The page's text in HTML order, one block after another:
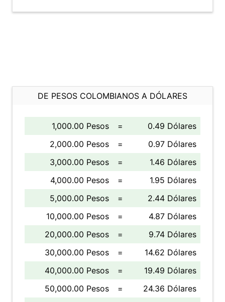
DE PESOS COLOMBIANOS A DÓLARES
1,000.00 Pesos =
0.49 Dólares
2,000.00 Pesos
=
0.97 Dólares
3,000.00 Pesos
=
1.46 Dólares
4,000.00 Pesos
=
1.95 Dólares
5,000.00 Pesos
=
2.44 Dólares
10,000.00 Pesos
=
4.87 Dólares
20,000.00 Pesos
=
9.74 Dólares
30,000.00 Pesos
=
14.62 Dólares
40,000.00 Pesos
=
19.49 Dólares
50,000.00 Pesos
=
24.36 Dólares